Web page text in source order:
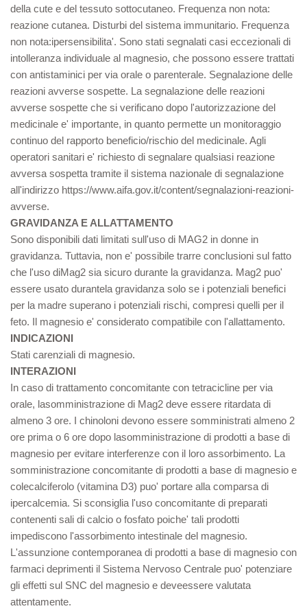
della cute e del tessuto sottocutaneo. Frequenza non nota:
reazione cutanea. Disturbi del sistema immunitario. Frequenza
non nota:ipersensibilita'. Sono stati segnalati casi eccezionali di
intolleranza individuale al magnesio, che possono essere trattati
con antistaminici per via orale o parenterale. Segnalazione delle
reazioni avverse sospette. La segnalazione delle reazioni
avverse sospette che si verificano dopo l'autorizzazione del
medicinale e' importante, in quanto permette un monitoraggio
continuo del rapporto beneficio/rischio del medicinale. Agli
operatori sanitari e' richiesto di segnalare qualsiasi reazione
avversa sospetta tramite il sistema nazionale di segnalazione
all'indirizzo https://www.aifa.gov.it/content/segnalazioni-reazioni-
avverse.
GRAVIDANZA E ALLATTAMENTO
Sono disponibili dati limitati sull'uso di MAG2 in donne in
gravidanza. Tuttavia, non e' possibile trarre conclusioni sul fatto
che l'uso diMag2 sia sicuro durante la gravidanza. Mag2 puo'
essere usato durantela gravidanza solo se i potenziali benefici
per la madre superano i potenziali rischi, compresi quelli per il
feto. Il magnesio e' considerato compatibile con l'allattamento.
INDICAZIONI
Stati carenziali di magnesio.
INTERAZIONI
In caso di trattamento concomitante con tetracicline per via
orale, lasomministrazione di Mag2 deve essere ritardata di
almeno 3 ore. I chinoloni devono essere somministrati almeno 2
ore prima o 6 ore dopo lasomministrazione di prodotti a base di
magnesio per evitare interferenze con il loro assorbimento. La
somministrazione concomitante di prodotti a base di magnesio e
colecalciferolo (vitamina D3) puo' portare alla comparsa di
ipercalcemia. Si sconsiglia l'uso concomitante di preparati
contenenti sali di calcio o fosfato poiche' tali prodotti
impediscono l'assorbimento intestinale del magnesio.
L'assunzione contemporanea di prodotti a base di magnesio con
farmaci deprimenti il Sistema Nervoso Centrale puo' potenziare
gli effetti sul SNC del magnesio e deveessere valutata
attentamente.